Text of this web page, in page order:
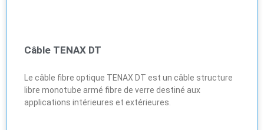
Câble TENAX DT
Le câble fibre optique TENAX DT est un câble structure
libre monotube armé fibre de verre destiné aux
applications intérieures et extérieures.